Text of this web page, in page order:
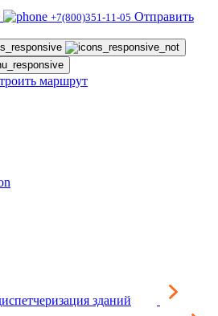
+7(800)351-11-05 Отправить
маршрут
зданий